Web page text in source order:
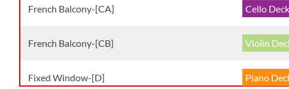
French Balcony-[CA] Cello Deck
French Balcony-[CB] Violin
Fixed Window-[D] Piano